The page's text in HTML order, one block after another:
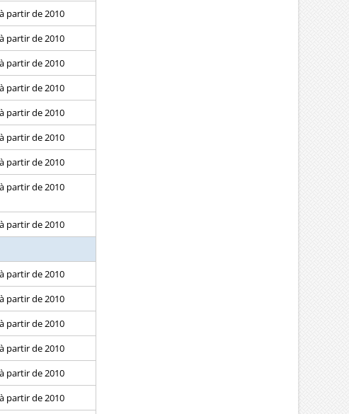
à partir de 2010
à partir de 2010
à partir de 2010
à partir de 2010
à partir de 2010
à partir de 2010
à partir de 2010
à partir de 2010
à partir de 2010
à partir de 2010
à partir de 2010
à partir de 2010
à partir de 2010
à partir de 2010
à partir de 2010